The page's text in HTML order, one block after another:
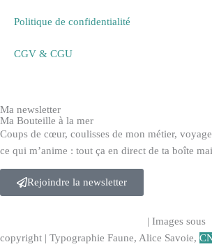
Politique de confidentialité
CGV & CGU
Ma newsletter
Ma Bouteille à la mer
Coups de cœur, coulisses de mon métier,
ce qui m’anime : tout ça en direct de ta boîte
Rejoindre la newsletter
| Images sous
copyright | Typographie Faune, Alice Savoie,